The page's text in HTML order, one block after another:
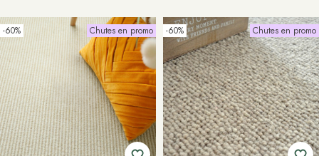
-60% Chutes en promo -60% Chutes en promo